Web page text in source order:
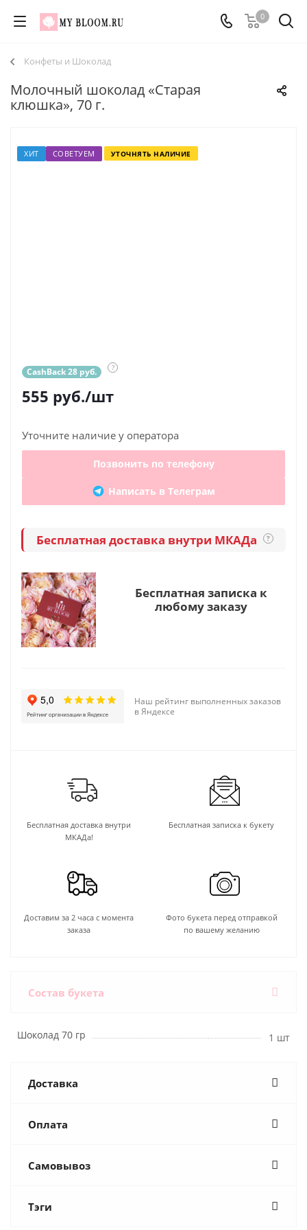
0
Конфеты и Шоколад
Молочный шоколад «Старая
клюшка», 70 г.
ХИТ СОВЕТУЕМ УТОЧНЯТЬ НАЛИЧИЕ
CashBack 28 руб. ?
555 руб./шт
Уточните наличие у оператора
Позвонить по телефону
Написать в Телеграм
Бесплатная доставка внутри МКАДа ?
Бесплатная записка к
любому заказу
Наш рейтинг выполненных заказов
в Яндексе
Бесплатная доставка внутри
МКАДа!
Бесплатная записка к букету
Доставим за 2 часа с момента
заказа
Фото букета перед отправкой
по вашему желанию
Состав букета
Шоколад 70 гр 1 шт
Доставка
Оплата
Самовывоз
Тэги